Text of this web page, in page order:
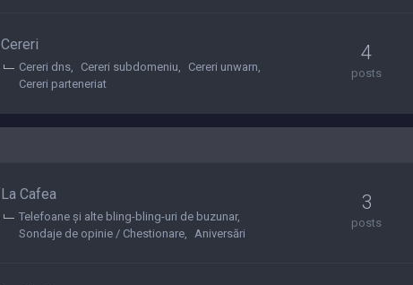
Cereri
Cereri dns Cereri subdomeniu
Cereri unwarn
Cereri parteneriat
4
posts
La Cafea
Telefoane și alte bling-bling-uri de buzunar
Sondaje de opinie / Chestionare
Aniversări
3
posts